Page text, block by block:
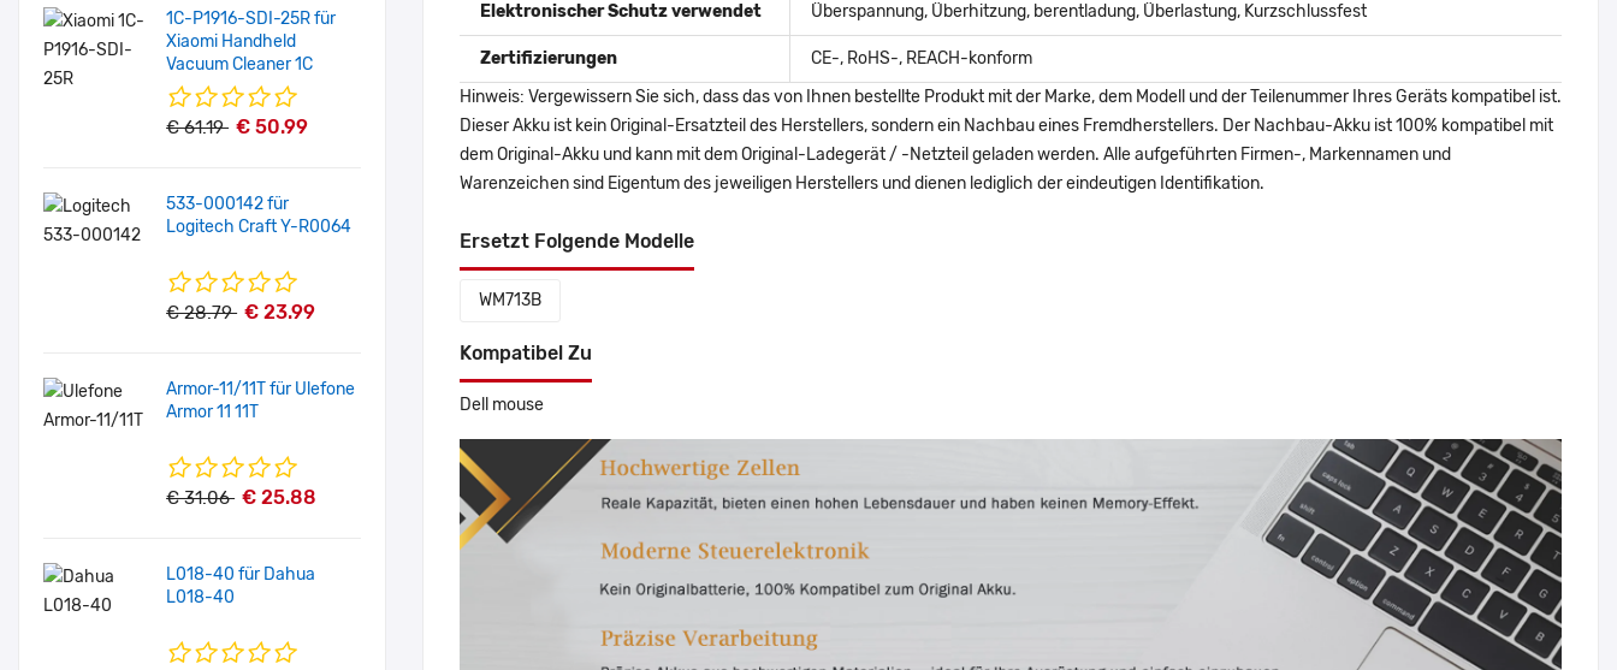
1C-P1916-SDI-25R für
Xiaomi Handheld
Vacuum Cleaner 1C
€ 61.19 € 50.99
533-000142 für
Logitech Craft Y-R0064
€ 28.79 € 23.99
Armor-11/11T für Ulefone
Armor 11 11T
€ 31.06 € 25.88
L018-40 für Dahua
L018-40
Elektronischer Schutz verwendet Überspannung, Überhitzung, berentladung, Überlastung, Kurzschlussfest
Zertifizierungen
CE-, RoHS-, REACH-konform
Hinweis: Vergewissern Sie sich, dass das von Ihnen bestellte Produkt mit der Marke, dem Modell und der Teilenummer Ihres Geräts kompatibel ist.
Dieser Akku ist kein Original-Ersatzteil des Herstellers, sondern ein Nachbau eines Fremdherstellers. Der Nachbau-Akku ist 100% kompatibel mit
dem Original-Akku und kann mit dem Original-Ladegerät / -Netzteil geladen werden. Alle aufgeführten Firmen-, Markennamen und
Warenzeichen sind Eigentum des jeweiligen Herstellers und dienen lediglich der eindeutigen Identifikation.
Ersetzt Folgende Modelle
WM713B
Kompatibel Zu
Dell mouse